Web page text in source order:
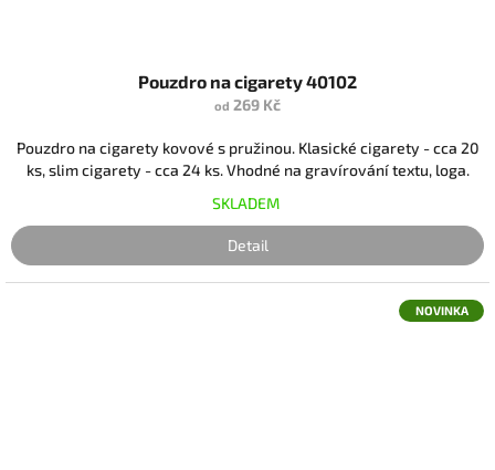
Pouzdro na cigarety 40102
od 269 Kč
Pouzdro na cigarety kovové s pružinou. Klasické cigarety - cca 20
ks, slim cigarety - cca 24 ks. Vhodné na gravírování textu, loga.
SKLADEM
Detail
NOVINKA